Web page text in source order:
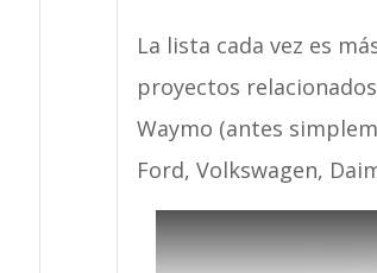
La lista cada vez es
proyectos
Waymo (antes
Ford, Volkswagen,